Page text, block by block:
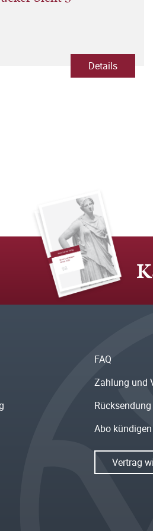
Details
FAQ
Zahlung und
Rücksendung
Abo kündigen
Vertrag